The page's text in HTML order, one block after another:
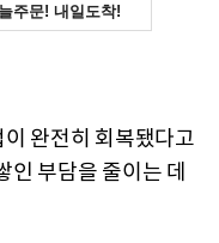
완전히 회복됐다고
부담을 줄이는 데